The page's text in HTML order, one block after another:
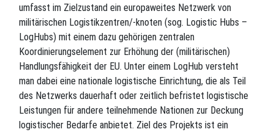
umfasst im Zielzustand ein europaweites Netzwerk von
militärischen Logistikzentren/-knoten (sog. Logistic Hubs –
LogHubs) mit einem dazu gehörigen zentralen
Koordinierungselement zur Erhöhung der (militärischen)
Handlungsfähigkeit der EU. Unter einem LogHub versteht
man dabei eine nationale logistische Einrichtung, die als Teil
des Netzwerks dauerhaft oder zeitlich befristet logistische
Leistungen für andere teilnehmende Nationen zur Deckung
logistischer Bedarfe anbietet. Ziel des Projekts ist ein